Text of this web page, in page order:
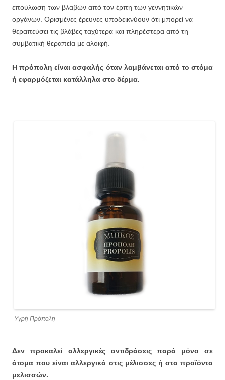
επούλωση των βλαβών από τον έρπη των γεννητικών
οργάνων. Ορισμένες έρευνες υποδεικνύουν ότι μπορεί να
θεραπεύσει τις βλάβες ταχύτερα και πληρέστερα από τη
συμβατική θεραπεία με αλοιφή.
Η πρόπολη είναι ασφαλής όταν λαμβάνεται από το στόμα
ή εφαρμόζεται κατάλληλα στο δέρμα.
Υγρή Πρόπολη
Δεν προκαλεί αλλεργικές αντιδράσεις παρά μόνο σε
άτομα που είναι αλλεργικά στις μέλισσες ή στα προϊόντα
μελισσών.